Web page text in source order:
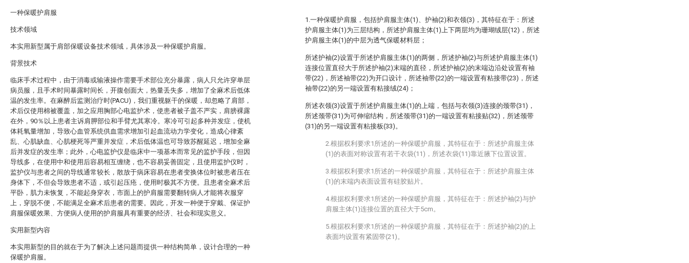
一种保暖护肩服
技术领域
本实用新型属于肩部保暖设备技术领域，具体涉及一种保暖护肩服。
背景技术
临床手术过程中，由于消毒或输液操作需要手术部位充分暴露，病人只允许穿单层
病员服，且手术时间暴露时间长，开腹创面大，热量丢失多，增加了全麻术后低体
温的发生率。在麻醉后监测治疗时(PACU)，我们重视躯干的保暖，却忽略了肩部，
术后仅使用棉被覆盖，加之应用胸部心电监护术，使患者被子盖不严实，肩膀裸露
在外，90％以上患者主诉肩胛部位和手臂尤其寒冷。寒冷可引起多种并发症，使机
体耗氧量增加，导致心血管系统供血需求增加引起血流动力学变化，造成心律紊
乱、心肌缺血、心肌梗死等严重并发症，术后低体温也可导致苏醒延迟，增加全麻
后并发症的发生率；此外，心电监护仪是临床中一项基本而常见的监护手段，但因
导线多，在使用中和使用后容易相互缠绕，也不容易妥善固定，且使用监护仪时，
监护仪与患者之间的导线通常较长，散放于病床容易在患者变换体位时被患者压在
身体下，不但会导致患者不适，或引起压疮，使用时极其不方便。且患者全麻术后
平卧，肌力未恢复，不能起身穿衣，市面上的护肩服需要翻转病人才能将衣服穿
上，穿脱不便，不能满足全麻术后患者的需要。因此，开发一种便于穿戴、保证护
肩服保暖效果、方便病人使用的护肩服具有重要的经济、社会和现实意义。
实用新型内容
本实用新型的目的就在于为了解决上述问题而提供一种结构简单，设计合理的一种
保暖护肩服。
1.一种保暖护肩服，包括护肩服主体(1)、护袖(2)和衣领(3)，其特征在于：所述
护肩服主体(1)为三层结构，所述护肩服主体(1)上下两层均为珊瑚绒层(12)，所述
护肩服主体(1)的中层为透气保暖材料层；
所述护袖(2)设置于所述护肩服主体(1)的两侧，所述护袖(2)与所述护肩服主体(1)
连接位置直径大于所述护袖(2)末端的直径，所述护袖(2)的末端边沿处设置有袖
带(22)，所述袖带(22)为开口设计，所述袖带(22)的一端设置有粘接带(23)，所述
袖带(22)的另一端设置有粘接绒(24)；
所述衣领(3)设置于所述护肩服主体(1)的上端，包括与衣领(3)连接的颈带(31)，
所述颈带(31)为可伸缩结构，所述颈带(31)的一端设置有粘接贴(32)，所述颈带
(31)的另一端设置有粘接板(33)。
2.根据权利要求1所述的一种保暖护肩服，其特征在于：所述护肩服主体
(1)的表面对称设置有若干衣袋(11)，所述衣袋(11)靠近腋下位置设置。
3.根据权利要求1所述的一种保暖护肩服，其特征在于：所述护肩服主体
(1)的末端内表面设置有硅胶贴片。
4.根据权利要求1所述的一种保暖护肩服，其特征在于：所述护袖(2)与护
肩服主体(1)连接位置的直径大于5cm。
5.根据权利要求1所述的一种保暖护肩服，其特征在于：所述护袖(2)的上
表面均设置有紧固带(21)。